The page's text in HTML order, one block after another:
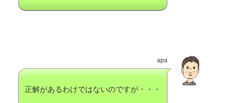
apa
正解があるわけではないのですが・・・